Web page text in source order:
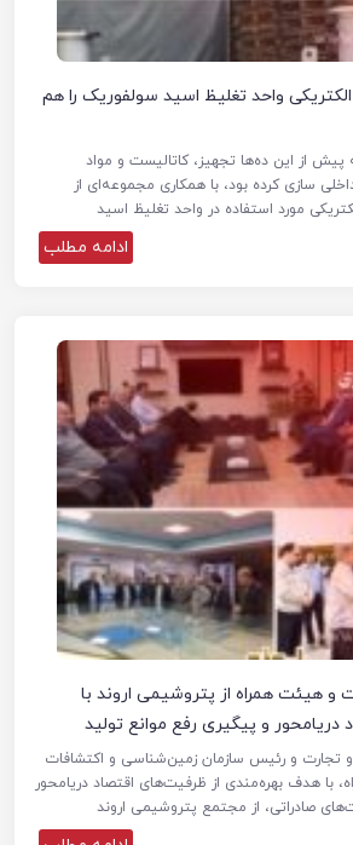
واحد تغلیظ اسید سولفوریک را هم
از این ده‌ها تجهیز، کاتالیست و مواد
سازی کرده بود، با همکاری مجموعه‌ای از
مورد استفاده در واحد تغلیظ اسید
ادامه مطلب
و هیئت همراه از پتروشیمی اروند با
و پیگیری رفع موانع تولید
تجارت و رئیس سازمان زمین‌شناسی و اکتشافات
با هدف بهره‌مندی از ظرفیت‌های اقتصاد دریامحور
صادراتی، از مجتمع پتروشیمی اروند